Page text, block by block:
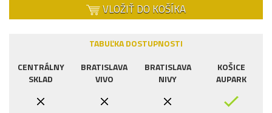
VLOŽIŤ DO KOŠÍKA
TABUĽKA DOSTUPNOSTI
CENTRÁLNY
SKLAD
BRATISLAVA
VIVO
BRATISLAVA
NIVY
KOŠICE
AUPARK